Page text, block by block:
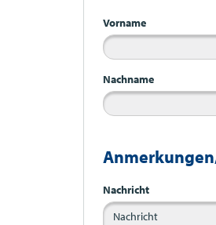
Vorname
Nachname
Nachricht